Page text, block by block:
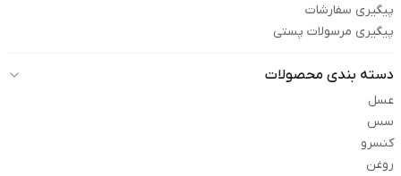
پیگیری سفارشات
پیگیری مرسولات پستی
دسته بندی محصولات
عسل
سس
کنسرو
روغن